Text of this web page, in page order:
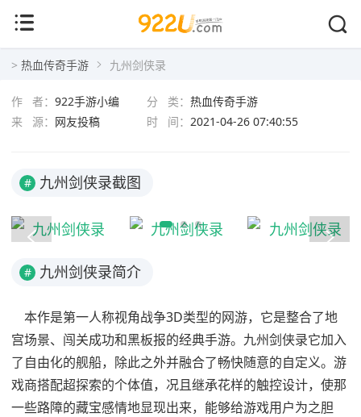
> 热血传奇手游 九州剑侠录
九州剑侠录
作 者： 922手游小编 分 类： 热血传奇手游
来 源： 网友投稿 时 间： 2021-04-26 07:40:55
# 九州剑侠录截图
# 九州剑侠录简介
本作是第一人称视角战争3D类型的网游，它是整合了地
宫场景、闯关成功和黑板报的经典手游。九州剑侠录它加入
了自由化的舰船，除此之外并融合了畅快随意的自定义。游
戏商搭配超探索的个体值，况且继承花样的触控设计，使那
一些路障的藏宝感情地显现出来，能够给游戏用户为之胆